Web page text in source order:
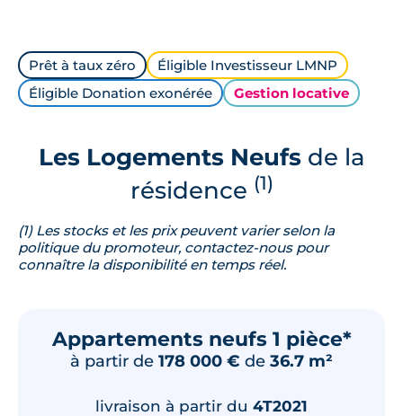
Prêt à taux zéro
Éligible Investisseur LMNP
Éligible Donation exonérée
Gestion locative
Les Logements Neufsde la
résidence (1)
(1) Les stocks et les prix peuvent varier selon la
politique du promoteur, contactez-nous pour
connaître la disponibilité en temps réel.
Appartements neufs 1 pièce*
à partir de 178 000 € de 36.7 m²
livraison à partir du 4T2021